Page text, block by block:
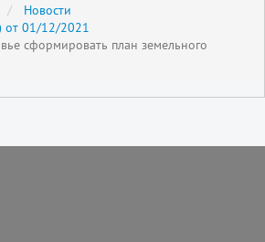
Новости
от 01/12/2021
сформировать план земельного